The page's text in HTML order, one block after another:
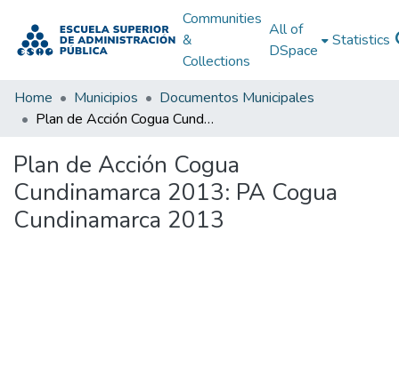
Communities
&
Collections
All of
DSpace
Statistics
Home Municipios
Documentos Municipales
Plan de Acción Cogua Cundinamarca 2013: PA Cogua Cundinamarca 2013
Plan de Acción Cogua
Cundinamarca 2013: PA Cogua
Cundinamarca 2013